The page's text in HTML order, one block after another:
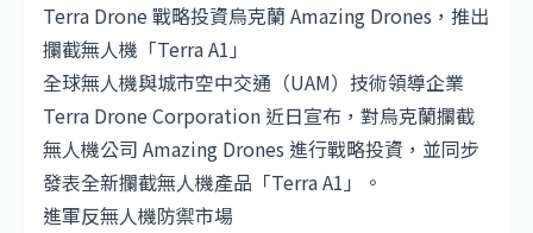
Terra Drone 戰略投資烏克蘭 Amazing Drones，推出
攔截無人機「Terra A1」
全球無人機與城市空中交通（UAM）技術領導企業
Terra Drone Corporation 近日宣布，對烏克蘭攔截
無人機公司 Amazing Drones 進行戰略投資，並同步
發表全新攔截無人機產品「Terra A1」。
進軍反無人機防禦市場